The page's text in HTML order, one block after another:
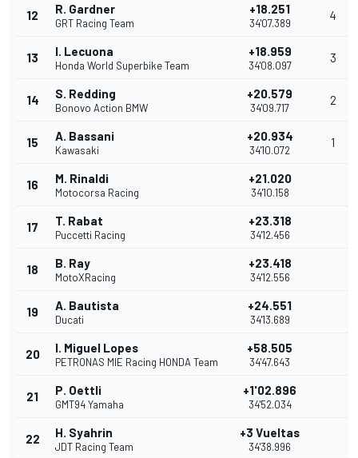
12 R. Gardner
GRT Racing Team
+18.251
34'07.389
4
13 I. Lecuona
Honda World Superbike Team
+18.959
34'08.097
3
14 S. Redding
Bonovo Action BMW
+20.579
34'09.717
2
15 A. Bassani
Kawasaki
+20.934
34'10.072
1
16 M. Rinaldi
Motocorsa Racing
+21.020
34'10.158
17 T. Rabat
Puccetti Racing
+23.318
34'12.456
18 B. Ray
MotoXRacing
+23.418
34'12.556
19 A. Bautista
Ducati
+24.551
34'13.689
20 I. Miguel Lopes
PETRONAS MIE Racing HONDA Team
+58.505
34'47.643
21 P. Oettli
GMT94 Yamaha
+1'02.896
34'52.034
22 H. Syahrin
JDT Racing Team
+3 Vueltas
34'38.996